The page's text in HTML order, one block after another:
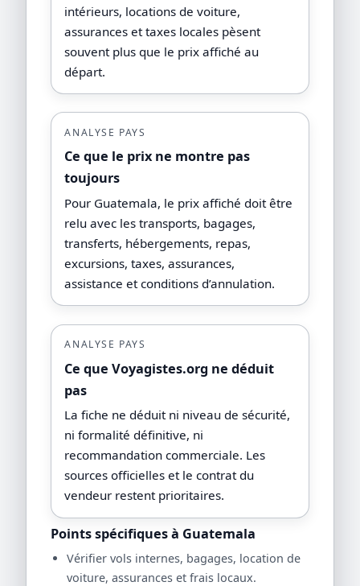
intérieurs, locations de voiture,
assurances et taxes locales pèsent
souvent plus que le prix affiché au
départ.
ANALYSE PAYS
Ce que le prix ne montre pas
toujours
Pour Guatemala, le prix affiché doit être
relu avec les transports, bagages,
transferts, hébergements, repas,
excursions, taxes, assurances,
assistance et conditions d’annulation.
ANALYSE PAYS
Ce que Voyagistes.org ne déduit
pas
La fiche ne déduit ni niveau de sécurité,
ni formalité définitive, ni
recommandation commerciale. Les
sources officielles et le contrat du
vendeur restent prioritaires.
Points spécifiques à Guatemala
Vérifier vols internes, bagages, location de
voiture, assurances et frais locaux.